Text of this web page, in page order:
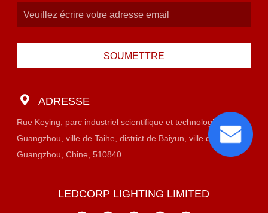
SOUMETTRE
ADRESSE
Rue Keying, parc industriel scientifique et technologique de
Guangzhou, ville de Taihe, district de Baiyun, ville de
Guangzhou, Chine, 510840
LEDCORP LIGHTING LIMITED